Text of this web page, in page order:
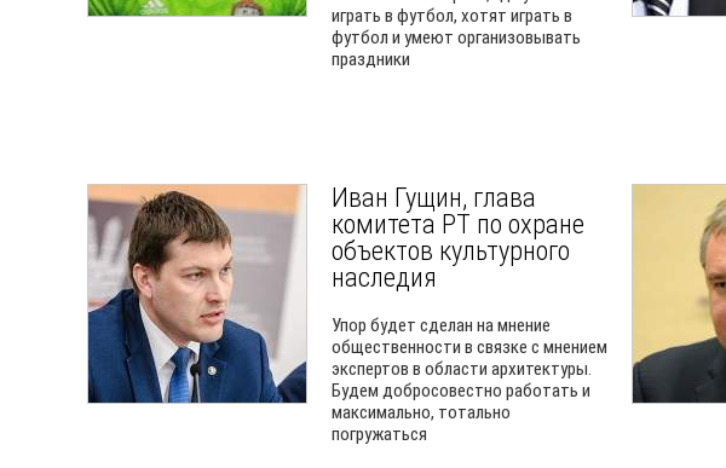
играть в футбол, хотят играть в
футбол и умеют организовывать
праздники
Иван Гущин, глава
комитета РТ по охране
объектов культурного
наследия
Упор будет сделан на мнение
общественности в связке с мнением
экспертов в области архитектуры.
Будем добросовестно работать и
максимально, тотально
погружаться